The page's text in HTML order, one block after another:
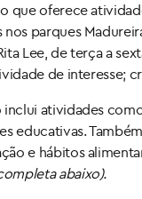
que oferece
nos parques
Lee, de terça a
de interesse;
atividades
educativas.
e hábitos
abaixo).